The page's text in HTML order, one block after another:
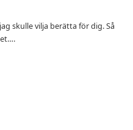
skulle vilja berätta för dig. Så